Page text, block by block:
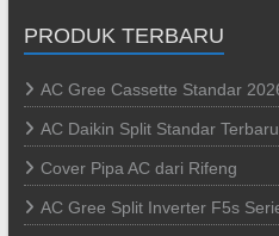
PRODUK TERBARU
AC Gree Cassette Standar
AC Daikin Split Standar
Cover Pipa AC dari Rifeng
AC Gree Split Inverter F5s